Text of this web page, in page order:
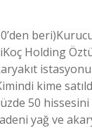
Holding
kime
50
yağ ve